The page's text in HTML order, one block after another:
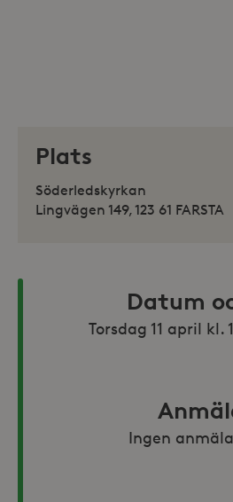
Plats
Söderledskyrkan
Lingvägen 149, 123 61 FARSTA
Datum
Torsdag 11 april kl.
Ingen